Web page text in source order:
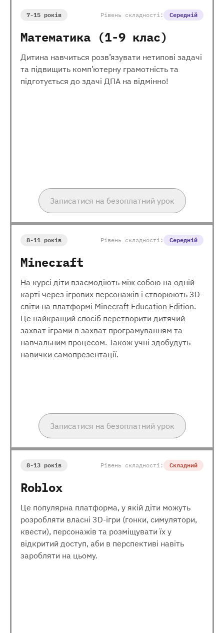
7-15 років Рівень складності: Середній
Математика (1-9 клас)
Дитина навчиться розв’язувати нетипові задачі
та підвищить комп’ютерну грамотність та
підготується до здачі ДПА на відмінно!
Записатися на безоплатний урок
8-11 років Рівень складності: Середній
Minecraft
На курсі діти взаємодіють між собою на одній
карті через ігрових персонажів і створюють 3D-
світи на платформі Minecraft Education Edition.
Це найкращий спосіб перетворити дитячий
захват іграми в захват програмуванням та
навчальним процесом. Також учні здобудуть
навички самопрезентації.
Записатися на безоплатний урок
8-13 років Рівень складності: Складний
Roblox
Це популярна платформа, у якій діти можуть
розробляти власні 3D-ігри (гонки, симулятори,
квести), персонажів та розміщувати їх у
відкритий доступ, аби в перспективі навіть
заробляти на цьому.